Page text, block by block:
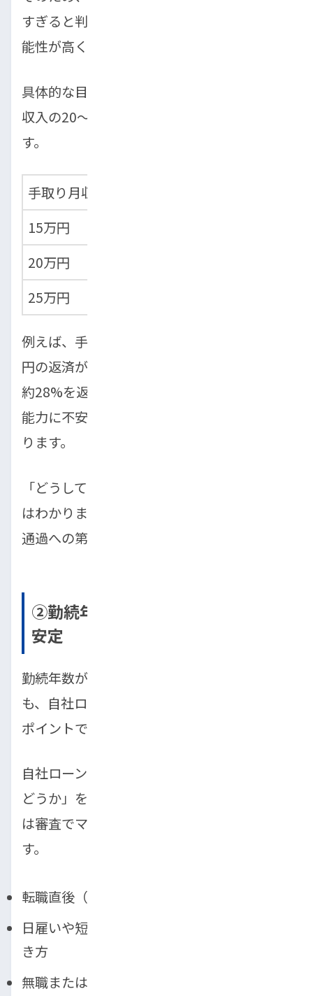
すぎると判断された場合、審査に通らない可
能性が高くなります。
具体的な目安として、月々の返済額は手取り
収入の20〜25%以内に収めるのが理想的で
す。
手取り月収
15万円
20万円
25万円
例えば、手取り月収が18万円の方が月々5万
円の返済が必要な車を希望した場合、収入の
約28%を返済に充てることになり、「支払い
能力に不安がある」と判断される可能性があ
ります。
「どうしてもこの車が欲しい」という気持ち
はわかりますが、無理のない予算設定が審査
通過への第一歩です。
②勤続年数が極端に短い・収入が不
安定
勤続年数が短い、または収入が不安定な場合
も、自社ローンの審査では不利になりやすい
ポイントです。
自社ローンでは「継続的に支払いができるか
どうか」を重視するため、以下のような状況
は審査でマイナス評価を受けやすくなりま
す。
転職直後（勤続1〜3ヶ月未満）
日雇いや短期派遣など収入の変動が大きい働
き方
無職または求職中の状態